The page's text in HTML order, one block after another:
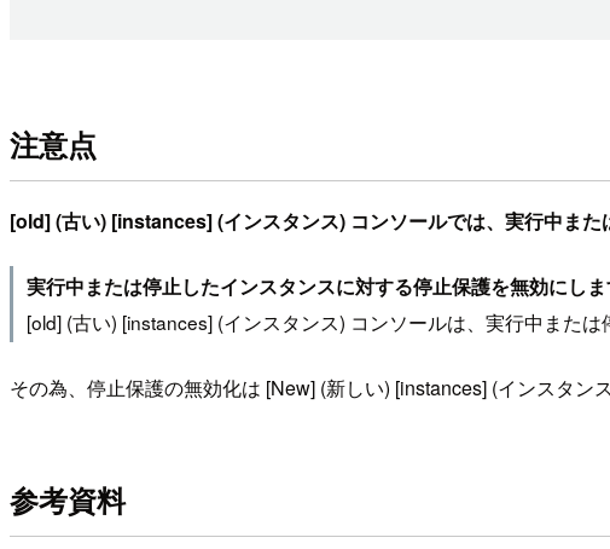
注意点
[old] (古い) [instances] (インスタンス) コンソールでは、実行中ま
実行中または停止したインスタンスに対する停止保護を無効にし
[old] (古い) [instances] (インスタンス) コンソールは、実行中また
その為、停止保護の無効化は [New] (新しい) [instances] (インスタン
参考資料